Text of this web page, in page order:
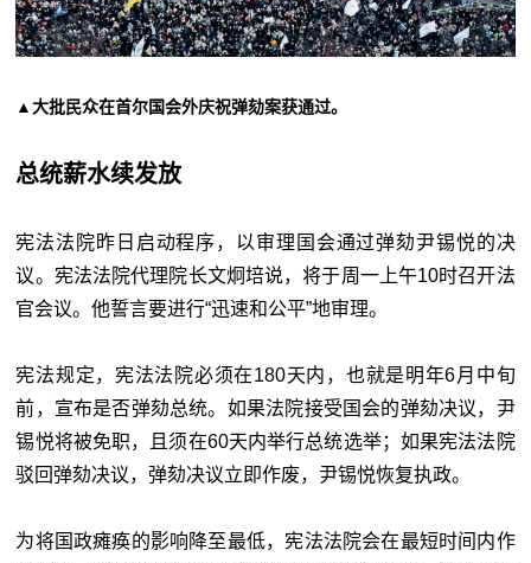
▲大批民众在首尔国会外庆祝弹劾案获通过。
总统薪水续发放
宪法法院昨日启动程序，以审理国会通过弹劾尹锡悦的决
议。宪法法院代理院长文炯培说，将于周一上午10时召开法
官会议。他誓言要进行“迅速和公平”地审理。
宪法规定，宪法法院必须在180天内，也就是明年6月中旬
前，宣布是否弹劾总统。如果法院接受国会的弹劾决议，尹
锡悦将被免职，且须在60天内举行总统选举；如果宪法法院
驳回弹劾决议，弹劾决议立即作废，尹锡悦恢复执政。
为将国政瘫痪的影响降至最低，宪法法院会在最短时间内作